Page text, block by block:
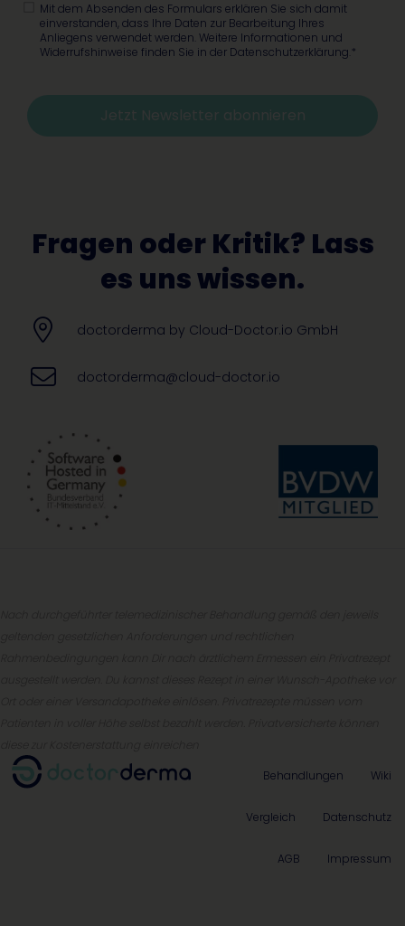
Mit dem Absenden des Formulars erklären Sie sich damit
einverstanden, dass Ihre Daten zur Bearbeitung Ihres
Anliegens verwendet werden. Weitere Informationen und
Widerrufshinweise finden Sie in der Datenschutzerklärung.*
Jetzt Newsletter abonnieren
Fragen oder Kritik? Lass
es uns wissen.
doctorderma by Cloud-Doctor.io GmbH
doctorderma@cloud-doctor.io
Behandlungen
Wiki
Vergleich Datenschutz
AGB Impressum